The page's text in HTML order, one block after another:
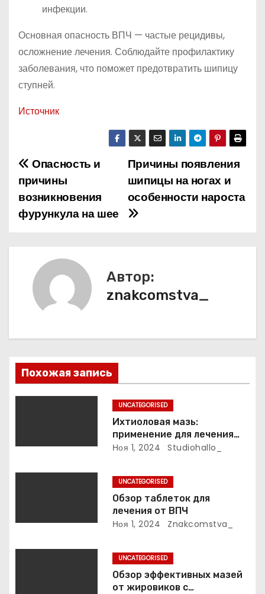
инфекции.
Основная опасность ВПЧ — частые рецидивы,
осложнение лечения. Соблюдайте профилактику
заболевания, что поможет предотвратить шипицу
ступней.
Источник
Н
а
в
и
и
я
п
з
а
и
Причины появления
шипицы на ногах и
особенности нароста
Опасность и
причины
возникновения
фурункула на шее
Автор:
znakcomstva_
Похожая запись
UNCATEGORISED
Ихтиоловая мазь:
применение для лечения
фурункулов
Ноя 1, 2024 Studiohallo_
UNCATEGORISED
Обзор таблеток для
лечения от ВПЧ
Ноя 1, 2024 Znakcomstva_
UNCATEGORISED
Обзор эффективных мазей
от жировиков с